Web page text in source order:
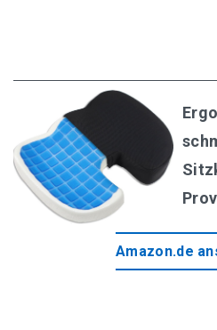
Amazon.de